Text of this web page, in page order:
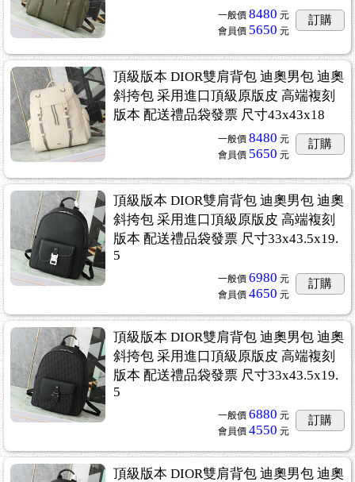
一般價 8480 元
會員價 5650 元
訂購
頂級版本 DIOR雙肩背包 迪奧男包 迪奧
斜挎包 采用進口頂級原版皮 高端複刻
版本 配送禮品袋發票 尺寸43x43x18
一般價 8480 元
會員價 5650 元
訂購
頂級版本 DIOR雙肩背包 迪奧男包 迪奧
斜挎包 采用進口頂級原版皮 高端複刻
版本 配送禮品袋發票 尺寸33x43.5x19.
5
一般價 6980 元
會員價 4650 元
訂購
頂級版本 DIOR雙肩背包 迪奧男包 迪奧
斜挎包 采用進口頂級原版皮 高端複刻
版本 配送禮品袋發票 尺寸33x43.5x19.
5
一般價 6880 元
會員價 4550 元
訂購
頂級版本 DIOR雙肩背包 迪奧男包 迪奧